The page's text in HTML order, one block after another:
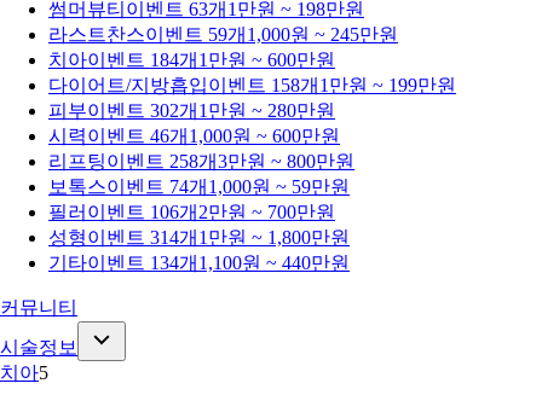
썸머뷰티 이벤트 63개 1만원 ~ 198만원
라스트찬스이벤트 59개 1,000원 ~ 245만원
치아이벤트 184개 1만원 ~ 600만원
다이어트/지방흡입이벤트 158개 1만원 ~ 199만원
피부이벤트 302개 1만원 ~ 280만원
시력이벤트 46개 1,000원 ~ 600만원
리프팅이벤트 258개3만원 ~ 800만원
보톡스이벤트 74개 1,000원 ~ 59만원
필러 이벤트 106개 2만원 ~ 700만원
성형이벤트 314개 1만원 ~ 1,800만원
기타이벤트 134개 1,100원 ~ 440만원
커뮤니티
시술정보
치아5